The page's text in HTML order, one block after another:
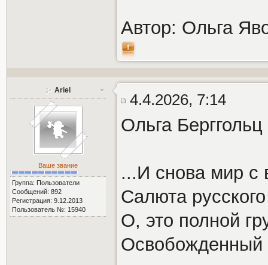
Автор: Ольга
Ariel
Ваше звание
Группа: Пользователи
Сообщений: 892
Регистрация: 9.12.2013
Пользователь №: 15940
4.4.2026, 7:14
Ольга Берггольц
...И снова мир с
Салюта
О, это полной
Освобожденный